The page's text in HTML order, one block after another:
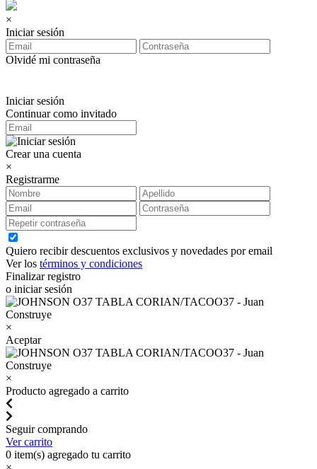
×
Iniciar sesión
Olvidé mi contraseña
Iniciar sesión
Continuar como invitado
Crear una cuenta
×
Registrarme
Quiero recibir descuentos exclusivos y novedades por email
Ver los términos y condiciones
Finalizar registro
o iniciar sesión
×
Aceptar
×
Producto agregado a carrito
Seguir comprando
Ver carrito
0 item(s) agregado tu carrito